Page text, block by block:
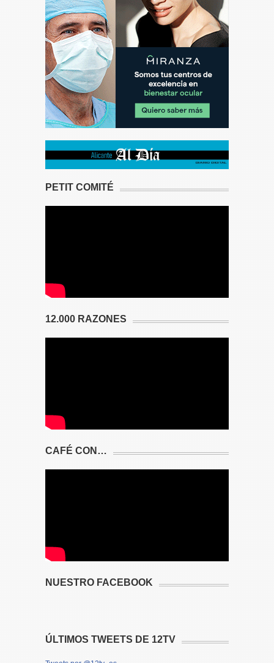
PETIT COMITÉ
12.000 RAZONES
CAFÉ CON…
NUESTRO FACEBOOK
ÚLTIMOS TWEETS DE 12TV